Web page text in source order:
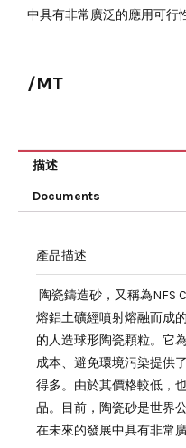
中具有非常廣泛的應用可行
/MT
描述
Documents
產品描述
陶瓷鑄造砂，又稱為NFS
熔鋁土礦經噴射熔融而成
的人造球形陶瓷顆粒。它
成本、避免環境污染提供
得多。由於其價格較低，
品。目前，陶瓷砂是世界
在未來的發展中具有非常